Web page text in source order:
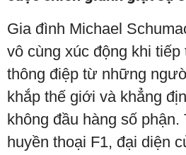
Gia đình Michael
vô cùng xúc động khi
thông điệp từ những
khắp thế giới và khẳng
không đầu hàng số phận.
huyền thoại F1, đại diện